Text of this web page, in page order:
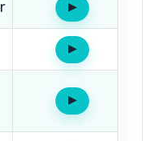
▶Oír
▶Oír
▶Oír